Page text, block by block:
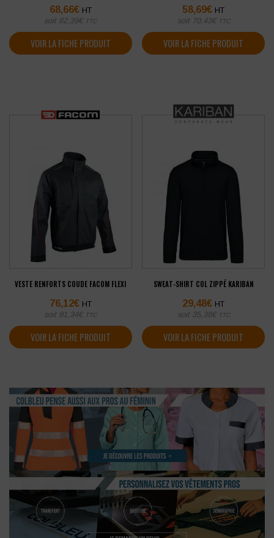
68,66€ HT
soit 82,39€ TTC
VOIR LA FICHE PRODUIT
58,69€ HT
soit 70,43€ TTC
VOIR LA FICHE PRODUIT
VESTE RENFORTS COUDE FACOM FLEXI
76,12€ HT
soit 91,34€ TTC
VOIR LA FICHE PRODUIT
SWEAT-SHIRT COL ZIPPÉ KARIBAN
29,48€ HT
soit 35,38€ TTC
VOIR LA FICHE PRODUIT